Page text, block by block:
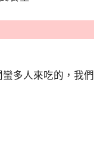
多人來吃的，我們